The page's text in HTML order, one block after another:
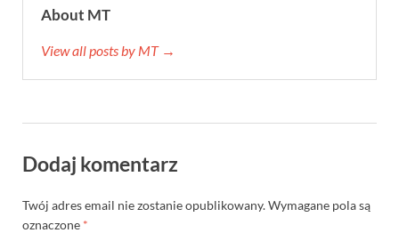
About MT
View all posts by MT →
Dodaj komentarz
Twój adres email nie zostanie opublikowany.Wymagane pola są
oznaczone *